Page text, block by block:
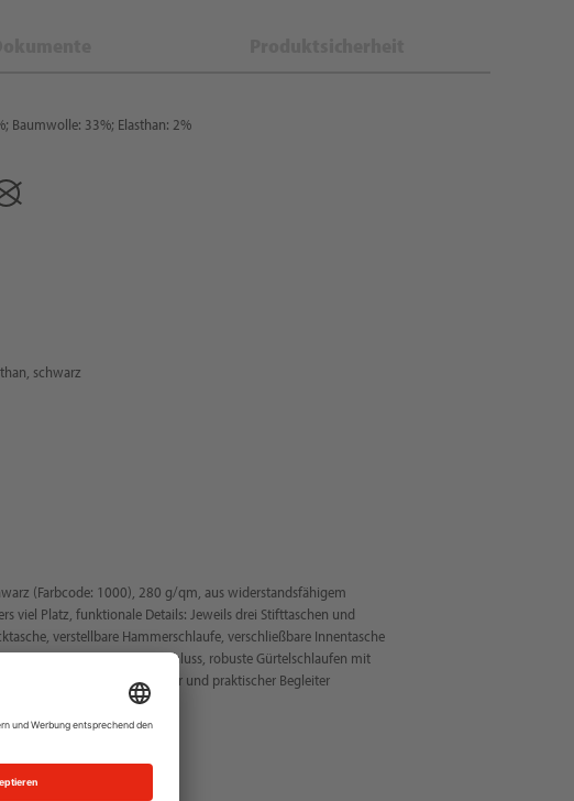
Baumwolle: 33%; Elasthan: 2%
schwarz
(Farbcode: 1000), 280 g/qm, aus widerstandsfähigem
viel Platz, funktionale Details: Jeweils drei Stifttaschen und
verstellbare Hammerschlaufe, verschließbare Innentasche
Außentaschen mit Klettverschluss, robuste Gürtelschlaufen mit
Fixierung am Gürtel, nützlicher und praktischer Begleiter